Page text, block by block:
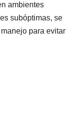
ambientes
subóptimas, se
para evitar